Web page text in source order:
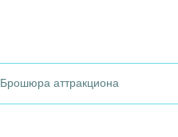
Брошюра аттракциона